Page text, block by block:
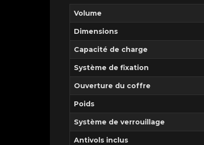
Volume
Dimensions
Capacité de charge
Système de fixation
Ouverture du coffre
Poids
Système de verrouillage
Antivols inclus